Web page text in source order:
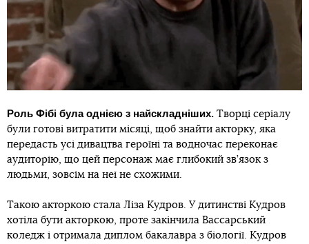
Роль Фібі була однією з найскладніших. Творці серіалу
були готові витратити місяці, щоб знайти акторку, яка
передасть усі дивацтва героїні та водночас переконає
аудиторію, що цей персонаж має глибокий зв’язок з
людьми, зовсім на неї не схожими.
Такою акторкою стала Ліза Кудров. У дитинстві Кудров
хотіла бути акторкою, проте закінчила Вассарський
коледж і отримала диплом бакалавра з біології. Кудров